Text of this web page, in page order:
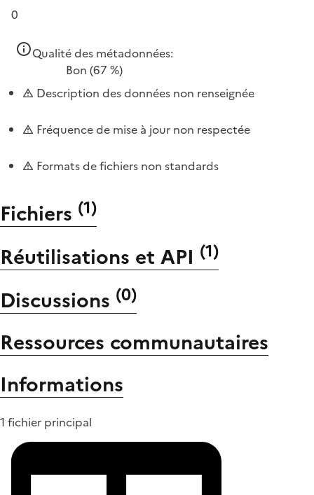
0
Qualité des métadonnées:
Bon (67 %)
Description des données non renseignée
Fréquence de mise à jour non respectée
Formats de fichiers non standards
Fichiers (1)
Réutilisations et API (1)
Discussions (0)
Ressources communautaires
Informations
1 fichier principal